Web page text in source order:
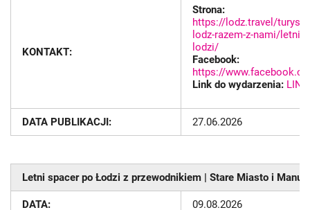
KONTAKT:
Strona:
https://lodz.travel/
lodz-razem-z-nami/
lodzi/
Facebook:
https://
Link do wydarzenia: LINK
DATA PUBLIKACJI: 27.06.2026
Letni spacer po Łodzi z przewodnikiem | Stare Miasto i
DATA: 09.08.2026